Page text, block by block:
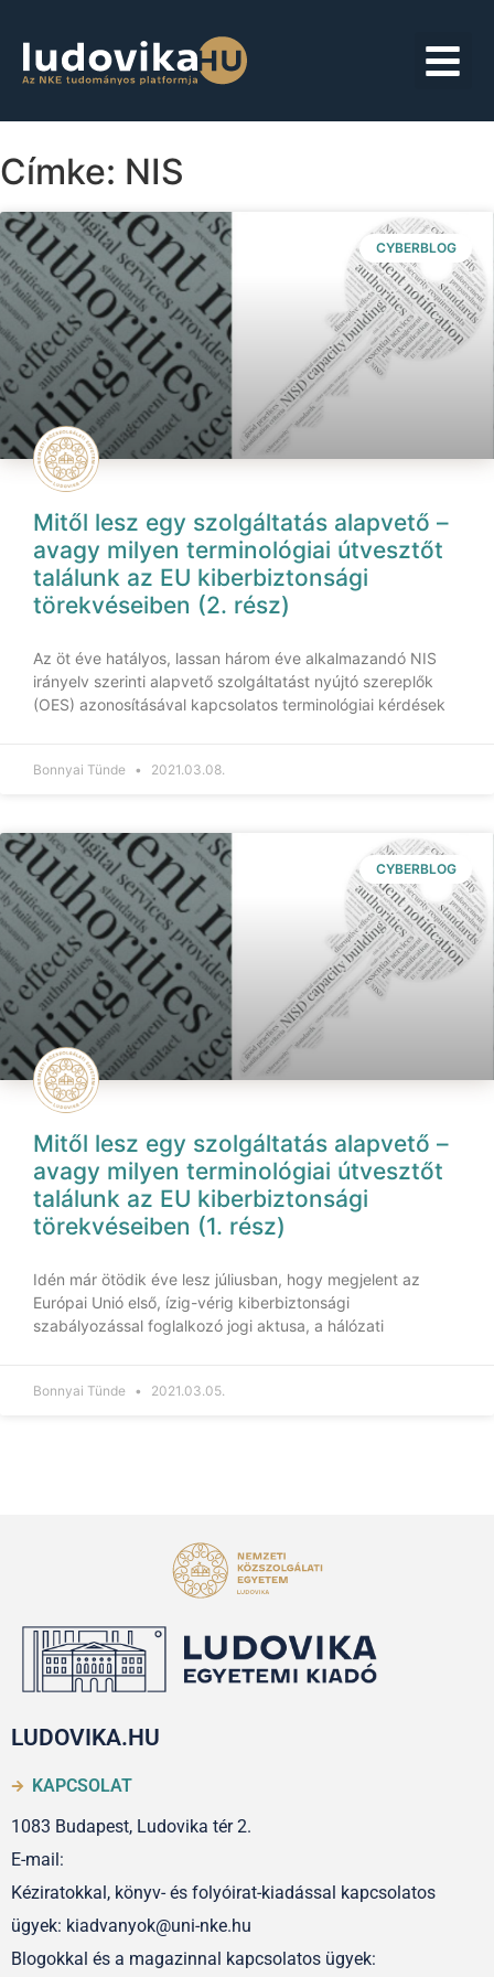
Címke: NIS
CYBERBLOG
Mitől lesz egy szolgáltatás alapvető –
avagy milyen terminológiai útvesztőt
találunk az EU kiberbiztonsági
törekvéseiben (2. rész)
Az öt éve hatályos, lassan három éve alkalmazandó NIS
irányelv szerinti alapvető szolgáltatást nyújtó szereplők
(OES) azonosításával kapcsolatos terminológiai kérdések
Bonnyai Tünde 2021.03.08.
CYBERBLOG
Mitől lesz egy szolgáltatás alapvető –
avagy milyen terminológiai útvesztőt
találunk az EU kiberbiztonsági
törekvéseiben (1. rész)
Idén már ötödik éve lesz júliusban, hogy megjelent az
Európai Unió első, ízig-vérig kiberbiztonsági
szabályozással foglalkozó jogi aktusa, a hálózati
Bonnyai Tünde 2021.03.05.
LUDOVIKA.HU
KAPCSOLAT
1083 Budapest, Ludovika tér 2.
E-mail:
Kéziratokkal, könyv- és folyóirat-kiadással kapcsolatos
ügyek: kiadvanyok@uni-nke.hu
Blogokkal és a magazinnal kapcsolatos ügyek: